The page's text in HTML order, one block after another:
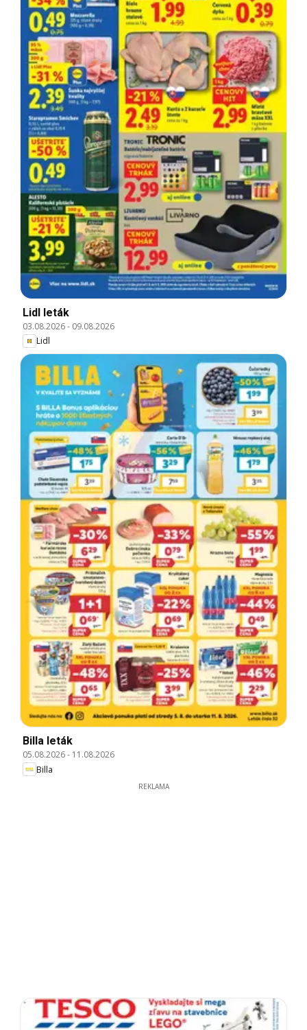
Lidl leták
03.08.2026- 09.08.2026
Lidl
Billa leták
05.08.2026- 11.08.2026
Billa
REKLAMA